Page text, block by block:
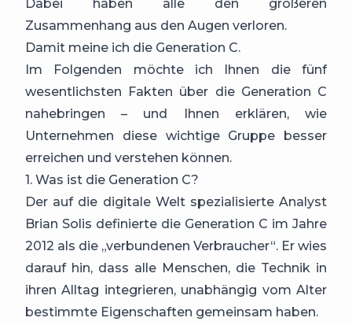
Dabei haben alle den größeren
Zusammenhang aus den Augen verloren.
Damit meine ich die Generation C.
Im Folgenden möchte ich Ihnen die fünf
wesentlichsten Fakten über die Generation C
nahebringen – und Ihnen erklären, wie
Unternehmen diese wichtige Gruppe besser
erreichen und verstehen können.
1. Was ist die Generation C?
Der auf die digitale Welt spezialisierte Analyst
Brian Solis definierte die Generation C im Jahre
2012 als die „verbundenen Verbraucher“. Er wies
darauf hin, dass alle Menschen, die Technik in
ihren Alltag integrieren, unabhängig vom Alter
bestimmte Eigenschaften gemeinsam haben.